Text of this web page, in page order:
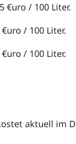
€uro / 100 Liter.
/ 100 Liter.
/ 100 Liter.
aktuell im